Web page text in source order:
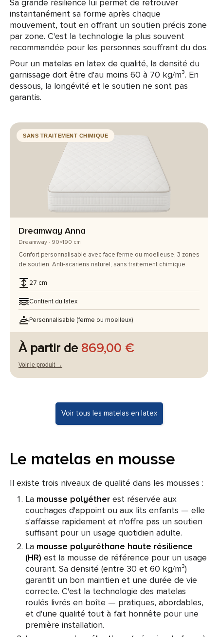
Sa grande résilience lui permet de retrouver
instantanément sa forme après chaque
mouvement, tout en offrant un soutien précis zone
par zone. C'est la technologie la plus souvent
recommandée pour les personnes souffrant du dos.
Pour un matelas en latex de qualité, la densité du
garnissage doit être d'au moins 60 à 70 kg/m³. En
dessous, la longévité et le soutien ne sont pas
garantis.
SANS TRAITEMENT CHIMIQUE
Dreamway Anna
Dreamway · 90×190 cm
Confort personnalisable avec face ferme ou moelleuse, 3 zones
de soutien. Anti-acariens naturel, sans traitement chimique.
27 cm
Contient du latex
Personnalisable (ferme ou moelleux)
À partir de 869,00 €
Voir le produit →
Voir tous les matelas en latex
Le matelas en mousse
Il existe trois niveaux de qualité dans les mousses :
La mousse polyéther est réservée aux
couchages d'appoint ou aux lits enfants — elle
s'affaisse rapidement et n'offre pas un soutien
suffisant pour un usage quotidien adulte.
La mousse polyuréthane haute résilience
(HR) est la mousse de référence pour un usage
courant. Sa densité (entre 30 et 60 kg/m³)
garantit un bon maintien et une durée de vie
correcte. C'est la technologie des matelas
roulés livrés en boîte — pratiques, abordables,
et d'une qualité tout à fait honnête pour une
première installation.